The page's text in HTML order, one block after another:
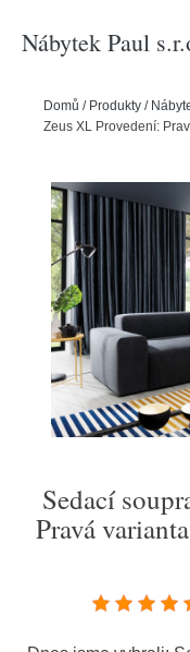
Nábytek Paul
Domů / Produkty /
Zeus XL Provedení:
Sedací
Pravá